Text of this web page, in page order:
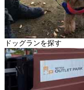
ドッグランを探す